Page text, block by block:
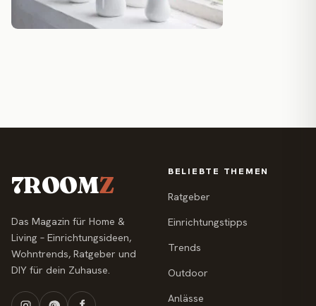
7ROOMZ
Das Magazin für Home &
Living – Einrichtungsideen,
Wohntrends, Ratgeber und
DIY für dein Zuhause.
BELIEBTE THEMEN
Ratgeber
Einrichtungstipps
Trends
Outdoor
Anlässe